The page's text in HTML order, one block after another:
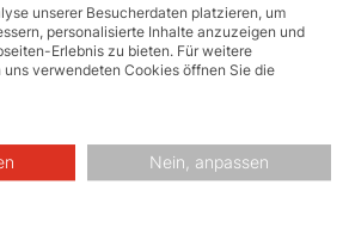
wärmt.
unserer Besucherdaten platzieren, um
personalisierte Inhalte anzuzeigen und
Erlebnis zu bieten. Für weitere
verwendeten Cookies öffnen Sie die
Nein, anpassen